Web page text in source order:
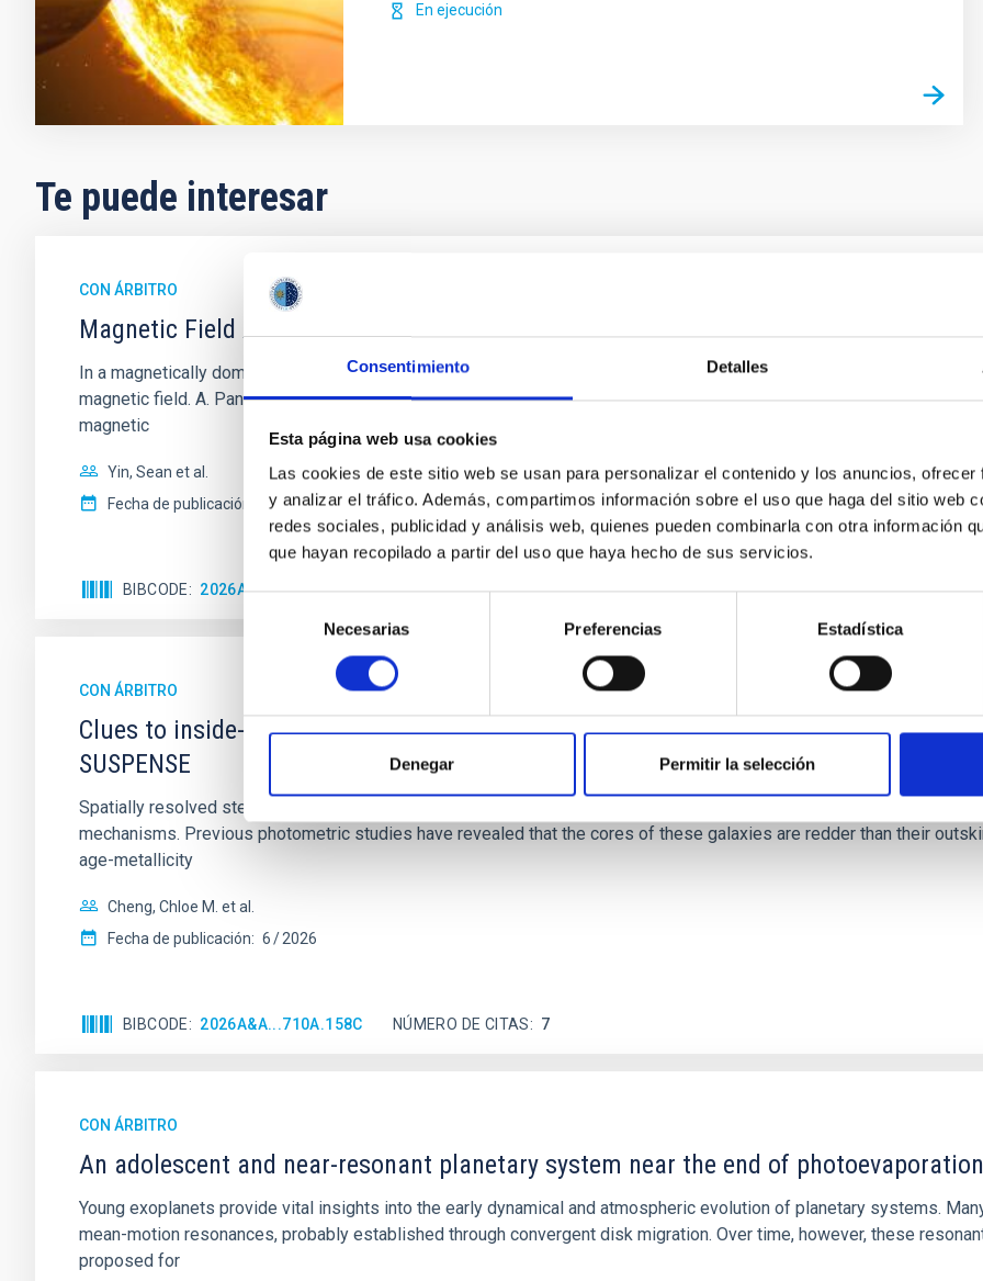
Consentimiento Detalles
Esta página web usa cookies
Las cookies de este sitio web se usan para personalizar el contenido y los anuncios,
y analizar el tráfico. Además, compartimos información sobre el uso que haga del sitio web
redes sociales, publicidad y análisis web, quienes pueden combinarla con otra información
que hayan recopilado a partir del uso que haya hecho de sus servicios.
consentimiento
Necesarias Preferencias Estadística
Denegar Permitir la selección
En ejecución
Te puede interesar
CON ÁRBITRO
Magnetic Field Alignment with Dense Cores in the Transition between Cloud and
In a magnetically dominated model of star formation, we expect to see alignments between the magnetic field
magnetic field. A. Pandhi et al. showed instead, however, that the orientation of cores and their angular momentum
magnetic
Yin, Sean et al.
Fecha de publicación:
5 2026
BIBCODE 2026APJ..1003...83Y NÚMERO DE CITAS 0
CON ÁRBITRO
Clues to inside-out quenching in quiescent galaxies at 1.2 ≲ z ≲ 2.2: Age, Fe-, and
SUSPENSE
Spatially resolved stellar populations of massive quiescent galaxies at cosmic noon provide powerful insights into
mechanisms. Previous photometric studies have revealed that the cores of these galaxies are redder than their
age-metallicity
Cheng, Chloe M. et al.
Fecha de publicación: 6 2026
BIBCODE 2026A&A...710A.158C NÚMERO DE CITAS 7
CON ÁRBITRO
An adolescent and near-resonant planetary system near the end of photoevaporation
Young exoplanets provide vital insights into the early dynamical and atmospheric evolution of planetary systems.
mean-motion resonances, probably established through convergent disk migration. Over time, however, these
proposed for